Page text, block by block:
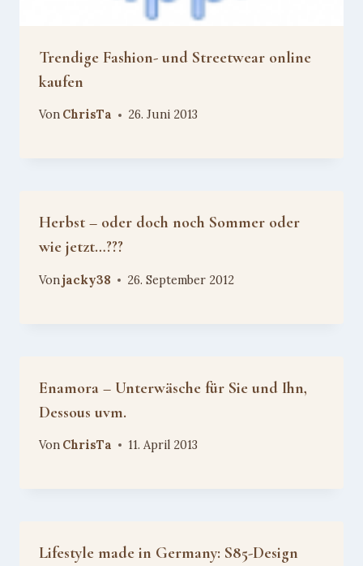
Trendige Fashion- und Streetwear online
kaufen
Von ChrisTa 26. Juni 2013
Herbst – oder doch noch Sommer oder
wie jetzt…???
Vonjacky38 26. September 2012
Enamora – Unterwäsche für Sie und Ihn,
Dessous uvm.
Von ChrisTa 11. April 2013
Lifestyle made in Germany: S85-Design